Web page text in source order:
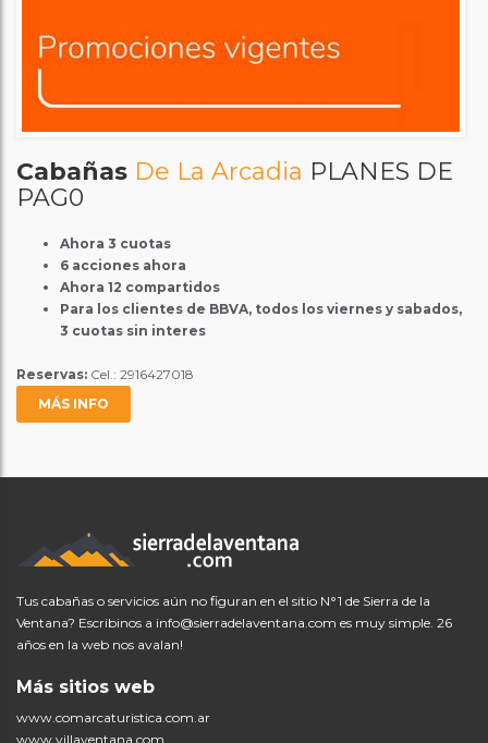
Cabañas De La Arcadia PLANES DE
PAG0
Ahora 3 cuotas
6 acciones ahora
Ahora 12 compartidos
Para los clientes de BBVA, todos los viernes y sabados,
3 cuotas sin interes
Reservas: Cel.: 2916427018
MÁS INFO
Tus cabañas o servicios aún no figuran en el sitio N°1 de Sierra de la
Ventana? Escribinos a info@sierradelaventana.com es muy simple. 26
años en la web nos avalan!
Más sitios web
www.comarcaturistica.com.ar
www.villaventana.com